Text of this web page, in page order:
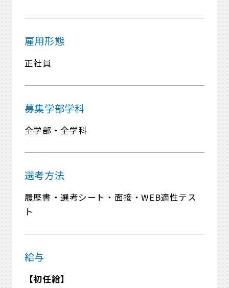
雇用形態
正社員
募集学部学科
全学部・全学科
選考方法
履歴書・選考シート・面接・WEB適性テス
ト
給与
【初任給】